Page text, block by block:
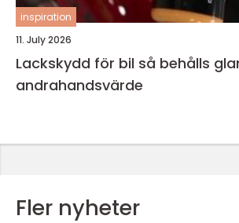
inspiration
11. July 2026
Lackskydd för bil så behålls glans och
andrahandsvärde
Fler nyheter